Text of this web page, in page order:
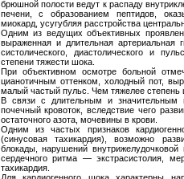
брюшной полости ведут к распаду
печени, с образованием пептидов,
миокард, усугубляя расстройства
Одним из ведущих объективных
выраженная и длительная
систолического, диастолического и
степени тяжести шока.
При объективном осмотре больной
цианотичным оттенком, холодный пот,
малый частый пульс. Чем тяжелее степень
В связи с длительным и
почечный кровоток, вследствие чего
остаточного азота, мочевины в крови.
Одним из частых признаков
(синусовая тахикардия), возможно
блокады, нарушений
сердечного ритма — экстрасистолия,
тахикардия.